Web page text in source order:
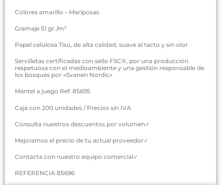
Colores amarillo – Mariposas
Gramaje 51 gr./m²
Papel celulosa Tisú, de alta calidad, suave al tacto y sin olor
Servilletas certificadas con sello FSC®, por una producción
respetuosa con el medioambiente y una gestión responsable de
los bosques por «Svanen Nordic»
Mantel a juego Ref: 85695
Caja con 200 unidades / Precios sin IVA
Consulta nuestros descuentos por volumen✓
Mejoramos el precio de tu actual proveedor✓
Contacta con nuestro equipo comercial✓
REFERENCIA 85696